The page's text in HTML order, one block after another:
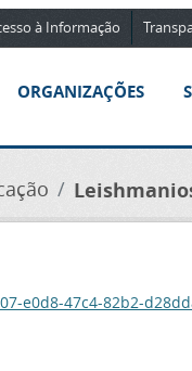
à Informação
ORGANIZAÇÕES
e0d8-47c4-82b2-